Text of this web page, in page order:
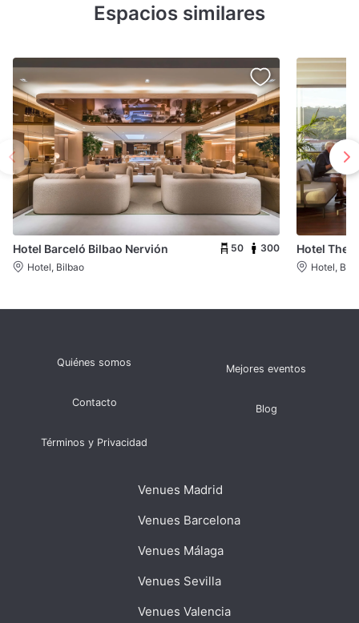
Espacios similares
Hotel Barceló Bilbao Nervión 50
300
Hotel, Bilbao
Hotel The
Hotel,
Venues Madrid
Venues Barcelona
Venues Málaga
Venues Sevilla
Venues Valencia
Quiénes somos
Contacto
Términos y Privacidad
Mejores eventos
Blog